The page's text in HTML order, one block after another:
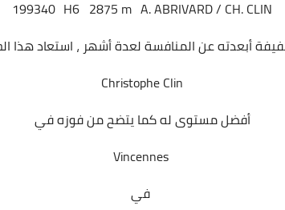
199340 H6 2875 m A. ABRIVARD / CH. CLIN
Christophe Clin
أفضل مستوى له كما يتضح من فوزه في
Vincennes